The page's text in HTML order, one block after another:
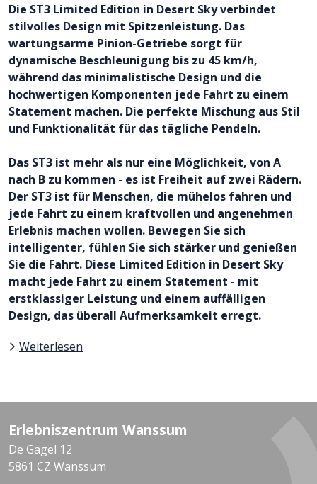
Die ST3 Limited Edition in Desert Sky verbindet
stilvolles Design mit Spitzenleistung. Das
wartungsarme Pinion-Getriebe sorgt für
dynamische Beschleunigung bis zu 45 km/h,
während das minimalistische Design und die
hochwertigen Komponenten jede Fahrt zu einem
Statement machen. Die perfekte Mischung aus Stil
und Funktionalität für das tägliche Pendeln.
Das ST3 ist mehr als nur eine Möglichkeit, von A
nach B zu kommen - es ist Freiheit auf zwei Rädern.
Der ST3 ist für Menschen, die mühelos fahren und
jede Fahrt zu einem kraftvollen und angenehmen
Erlebnis machen wollen. Bewegen Sie sich
intelligenter, fühlen Sie sich stärker und genießen
Sie die Fahrt. Diese Limited Edition in Desert Sky
macht jede Fahrt zu einem Statement - mit
erstklassiger Leistung und einem auffälligen
Design, das überall Aufmerksamkeit erregt.
Weiterlesen
Erlebniszentrum Wanssum
De Gagel 12
5861 CZ Wanssum